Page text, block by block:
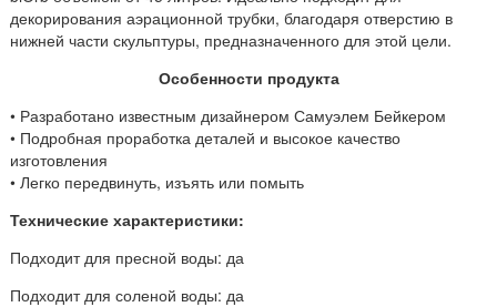
декорирования аэрационной трубки, благодаря отверстию в
нижней части скульптуры, предназначенного для этой цели.
Особенности продукта
• Разработано известным дизайнером Самуэлем Бейкером
• Подробная проработка деталей и высокое качество
изготовления
• Легко передвинуть, изъять или помыть
Технические характеристики:
Подходит для пресной воды: да
Подходит для соленой воды: да